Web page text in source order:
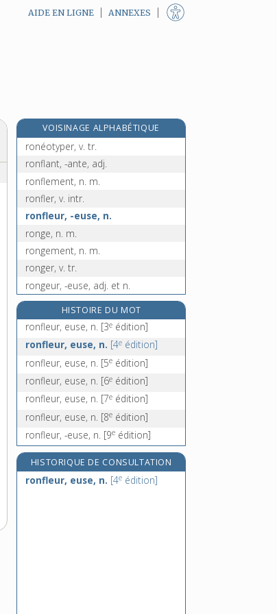
AIDE EN LIGNE ANNEXES
VOISINAGE ALPHABÉTIQUE
ronéoter, v. tr.
ronéotyper, v. tr.
ronflant, -ante, adj.
ronflement, n. m.
ronfler, v. intr.
ronfleur, -euse, n.
ronge, n. m.
rongement, n. m.
ronger, v. tr.
rongeur, -euse, adj. et n.
rônier, n. m.
ronier, n. m.
ronron, n. m.
HISTOIRE DU MOT
ronfleur, euse, n. [3e édition]
ronfleur, euse, n. [4e édition]
ronfleur, euse, n. [5e édition]
ronfleur, euse, n. [6e édition]
ronfleur, euse, n. [7e édition]
ronfleur, euse, n. [8e édition]
ronfleur, -euse, n. [9e édition]
HISTORIQUE DE CONSULTATION
ronfleur, euse, n. [4e édition]